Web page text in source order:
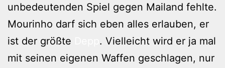
unbedeutenden Spiel gegen Mailand fehlte.
Mourinho darf sich eben alles erlauben, er
ist der größte
. Vielleicht wird er ja mal
mit seinen eigenen Waffen geschlagen, nur